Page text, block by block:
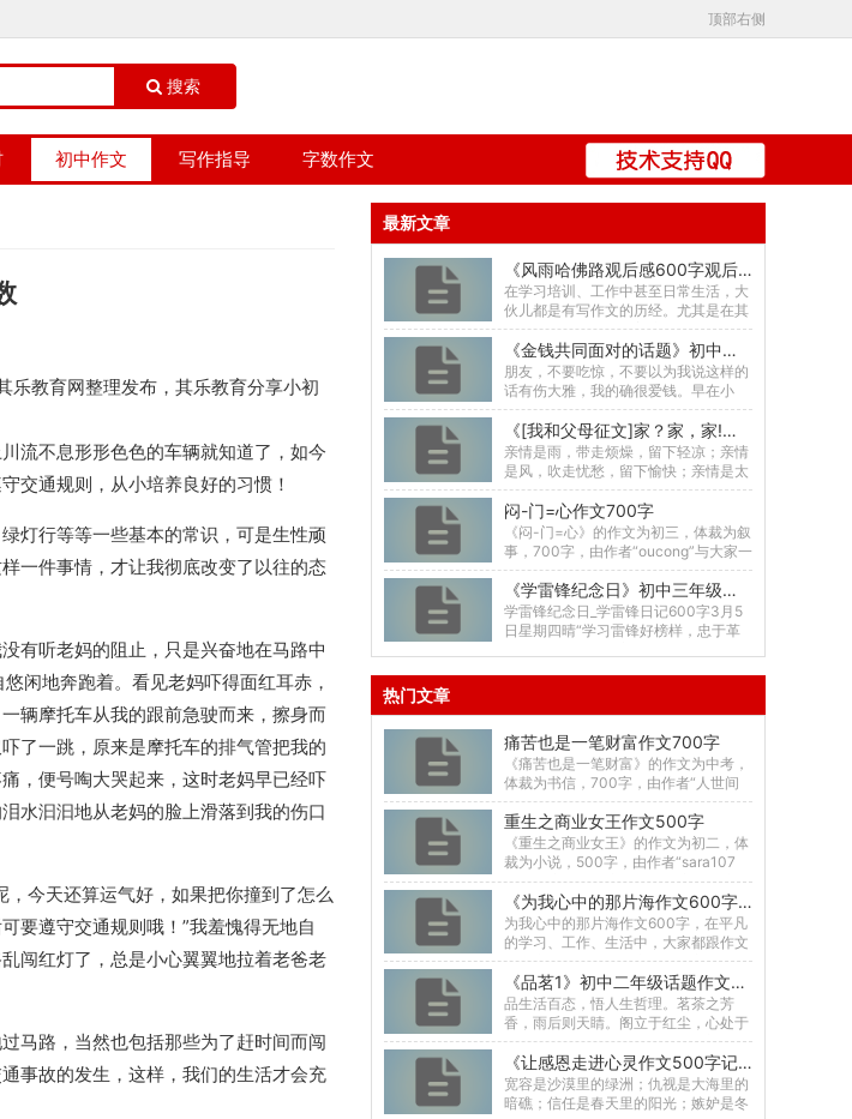
顶部右侧
搜索
初中作文 写作指导 字数作文
教育网整理发布，其乐教育分享小初
流不息形形色色的车辆就知道了，如今
交通规则，从小培养良好的习惯！
灯行等等一些基本的常识，可是生性顽
一件事情，才让我彻底改变了以往的态
有听老妈的阻止，只是兴奋地在马路中
闲地奔跑着。看见老妈吓得面红耳赤，
辆摩托车从我的跟前急驶而来，擦身而
了一跳，原来是摩托车的排气管把我的
，便号啕大哭起来，这时老妈早已经吓
水汩汩地从老妈的脸上滑落到我的伤口
今天还算运气好，如果把你撞到了怎么
要遵守交通规则哦！”我羞愧得无地自
闯红灯了，总是小心翼翼地拉着老爸老
马路，当然也包括那些为了赶时间而闯
事故的发生，这样，我们的生活才会充
最新文章
《风雨哈佛路观后感600字观后感 风雨哈佛路观后感5篇》初中一年级读后感共4100字数
在学习培训、工作中甚至日常生活，大
伙儿都是有写作文的历经。尤其是在其
中的话题作文，也是普遍，话题作文的
主题风格无须从原材...
《金钱共同面对的话题》初中三年级读书笔记共1046字数
朋友，不要吃惊，不要以为我说这样的
话有伤大雅，我的确很爱钱。早在小
时，那金光闪闪的小硬币在我眼里就特
有魅力，因为它就等于...
《[我和父母征文]家？家，家!》初中二年级杂文写作共1415字数
亲情是雨，带走烦燥，留下轻凉；亲情
是风，吹走忧愁，留下愉快；亲情是太
阳，带走黑暗，留下光明。亲情是最伟
大的，不管我们快乐...
闷-门=心作文700字
《闷-门=心》的作文为初三，体裁为叙
事，700字，由作者“oucong”与大家一
起分享，希望大家喜欢这篇《闷-门=
心》作...
《学雷锋纪念日》初中三年级日记写作共665字数
学雷锋纪念日_学雷锋日记600字3月5
日星期四晴“学习雷锋好榜样，忠于革
热门文章
痛苦也是一笔财富作文700字
《痛苦也是一笔财富》的作文为中考，
体裁为书信，700字，由作者“人世间
的过客”与大家一起分享，希望大家喜
欢这篇《痛苦也是...
重生之商业女王作文500字
《重生之商业女王》的作文为初二，体
裁为小说，500字，由作者“sara107
0”与大家一起分享，希望大家喜欢这篇
《重生之...
《为我心中的那片海作文600字 为我心中的那片海优秀作文》初中三年级话题作文共4038字数
为我心中的那片海作文600字，在平凡
的学习、工作、生活中，大家都跟作文
打过交道吧，作文一定要做到主题集
中，围绕同一主题作...
《品茗1》初中二年级话题作文共1044字数
品生活百态，悟人生哲理。茗茶之芳
香，雨后则天睛。阁立于红尘，心处于
静逸。一-题记“松花酿酒，春水煎
茶。”茶...
《让感恩走进心灵作文500字记叙文》初中三年级叙事作文共568字数
宽容是沙漠里的绿洲；仇视是大海里的
暗礁；信任是春天里的阳光；嫉妒是冬